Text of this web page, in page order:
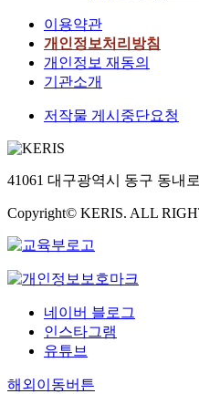
이용약관
개인정보처리방침
개인정보 재동의
기관소개
저작물 게시중단요청
41061 대구광역시 동구 동내
Copyright© KERIS. ALL
네이버 블로그
인스타그램
유튜브
해외이동버튼